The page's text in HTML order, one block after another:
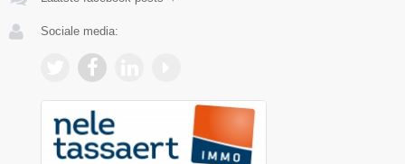
Sociale media: